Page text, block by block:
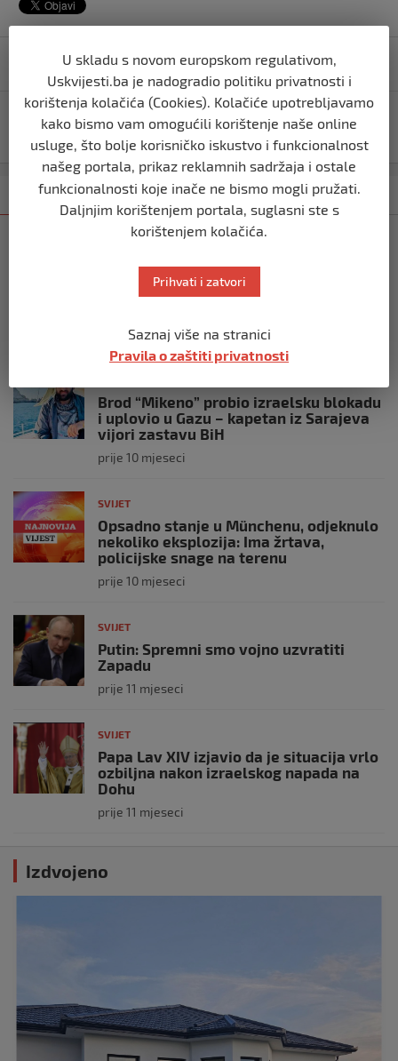
Navigacija
objava
Tragičan ishod potrage za troje mladih u Italiji
U Srbiji uhapšen glasač koji je protestovao što su na
njegovoj adresi prijavljeni ljudi iz BiH
Kategorija Najnovije Najčitanije
primio islam nakon što su izraelske
snage prekinule molitvu njegove
prije 10 mjeseci
Brod “Mikeno” probio izraelsku blokadu
i uplovio u Gazu – kapetan iz Sarajeva
vijori zastavu BiH
prije 10 mjeseci
SVIJET
Opsadno stanje u Münchenu, odjeknulo
nekoliko eksplozija: Ima žrtava,
policijske snage na terenu
prije 10 mjeseci
SVIJET
Putin: Spremni smo vojno uzvratiti
Zapadu
prije 11 mjeseci
SVIJET
Papa Lav XIV izjavio da je situacija vrlo
ozbiljna nakon izraelskog napada na
Dohu
prije 11 mjeseci
Izdvojeno
U skladu s novom europskom regulativom,
Uskvijesti.ba je nadogradio politiku privatnosti i
korištenja kolačića (Cookies). Kolačiće upotrebljavamo
kako bismo vam omogućili korištenje naše online
usluge, što bolje korisničko iskustvo i funkcionalnost
našeg portala, prikaz reklamnih sadržaja i ostale
funkcionalnosti koje inače ne bismo mogli pružati.
Daljnjim korištenjem portala, suglasni ste s
korištenjem kolačića.
Prihvati i zatvori
Saznaj više na stranici
Pravila o zaštiti privatnosti